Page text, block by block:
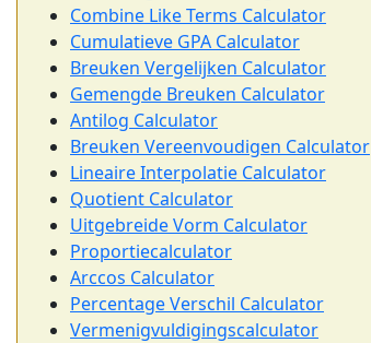
Combine Like Terms Calculator
Cumulatieve GPA Calculator
Breuken Vergelijken Calculator
Gemengde Breuken Calculator
Antilog Calculator
Breuken Vereenvoudigen Calculator
Lineaire Interpolatie Calculator
Quotient Calculator
Uitgebreide Vorm Calculator
Proportiecalculator
Arccos Calculator
Percentage Verschil Calculator
Vermenigvuldigingscalculator